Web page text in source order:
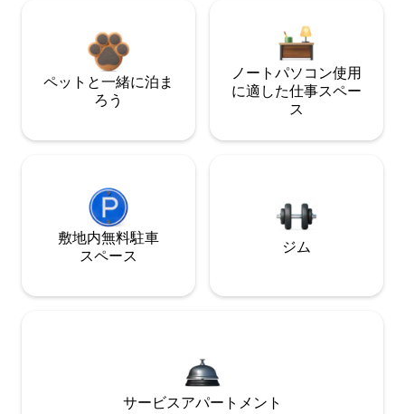
ペットと一緒に泊ま
ろう
ノートパソコン使用
に適した仕事スペー
ス
敷地内無料駐⁠車
ス⁠ペ⁠ー⁠ス
ジム
サービスアパートメント